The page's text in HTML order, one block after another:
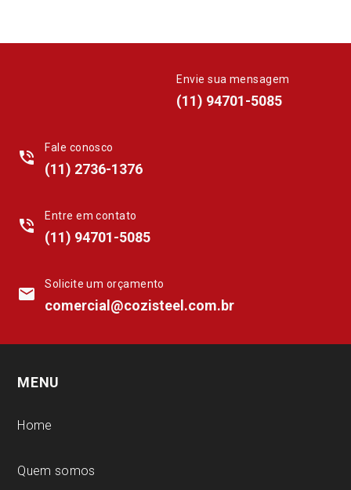
Envie sua mensagem
(11) 94701-5085
phone_in_talk
Fale conosco
(11) 2736-1376
phone_in_talk
Entre em contato
(11) 94701-5085
mail
Solicite um orçamento
comercial@cozisteel.com.br
MENU
Home
Quem somos